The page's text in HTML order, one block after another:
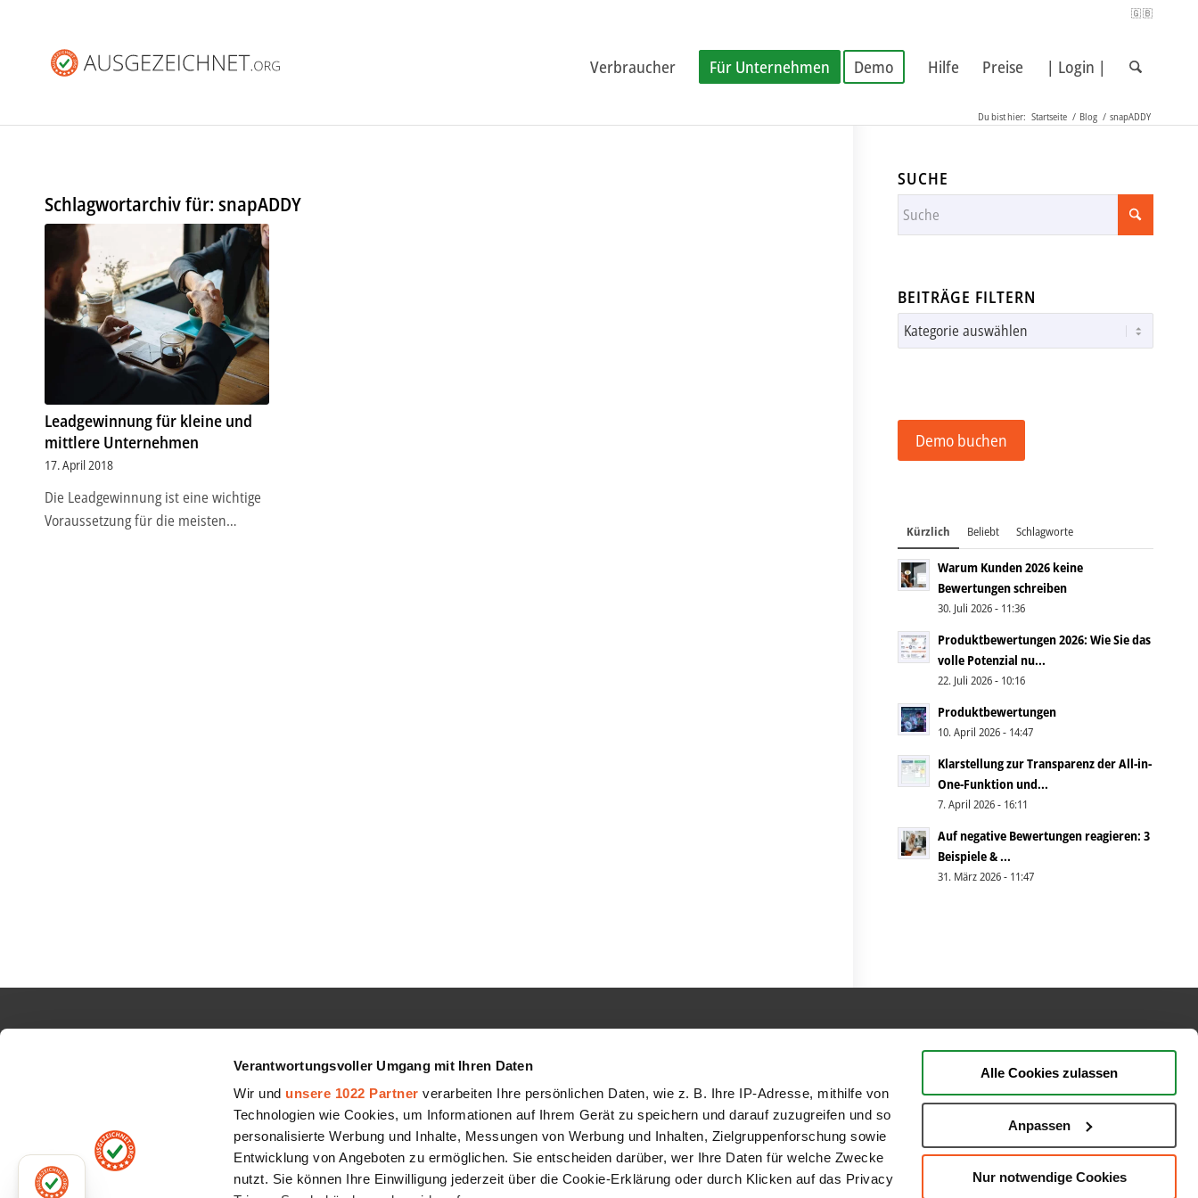
Verantwortungsvoller Umgang mit Ihren Daten
Wir und unsere 1022 Partner verarbeiten Ihre persönlichen Daten, wie z. B. Ihre IP-Adresse, mithilfe von
Technologien wie Cookies, um Informationen auf Ihrem Gerät zu speichern und darauf zuzugreifen und so
personalisierte Werbung und Inhalte, Messungen von Werbung und Inhalten, Zielgruppenforschung sowie
Entwicklung von Angeboten zu ermöglichen. Sie entscheiden darüber, wer Ihre Daten für welche Zwecke
nutzt. Sie können Ihre Einwilligung jederzeit über die Cookie-Erklärung oder durch Klicken auf das Privacy
Alle Cookies zulassen
Anpassen
Nur notwendige Cookies
🇬🇧
Verbraucher Für Unternehmen Demo Hilfe Preise | Login |
Du bist hier: Startseite / Blog / snapADDY
Schlagwortarchiv für: snapADDY
Leadgewinnung für kleine und
mittlere Unternehmen
17. April 2018
Die Leadgewinnung ist eine wichtige
Voraussetzung für die meisten…
SUCHE
BEITRÄGE FILTERN
Beiträge
filtern
Demo buchen
Kürzlich Beliebt Schlagworte
Warum Kunden 2026 keine
Bewertungen schreiben
30. Juli 2026 - 11:36
Produktbewertungen 2026: Wie Sie das
volle Potenzial nu...
22. Juli 2026 - 10:16
Produktbewertungen
10. April 2026 - 14:47
Klarstellung zur Transparenz der All-in-
One-Funktion und...
7. April 2026 - 16:11
Auf negative Bewertungen reagieren: 3
Beispiele & ...
31. März 2026 - 11:47
Schlichtungsverfahren
All-In-One Funktion
Jobs
Partner
Kontakt
FAQ
AGB
Datenschutz
BEWERTUNGEN